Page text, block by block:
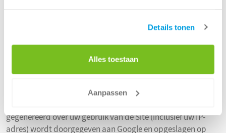
Details tonen
Alles toestaan
Aanpassen
De website maakt gebruik van Google Analytics, een
webanalyse-dienst die wordt geleverd door Google Inc.
websitebeheerders te helpen analyseren hoe gebruikers de
gegenereerd over uw gebruik van de Site (inclusief uw IP-
adres) wordt doorgegeven aan Google en opgeslagen op